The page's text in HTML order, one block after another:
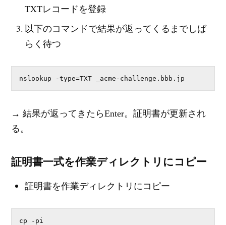
TXTレコードを登録
以下のコマンドで結果が返ってくるまでしば
らく待つ
nslookup -type=TXT _acme-challenge.bbb.jp
→ 結果が返ってきたらEnter。証明書が更新され
る。
証明書一式を作業ディレクトリにコピー
証明書を作業ディレクトリにコピー
cp -pi